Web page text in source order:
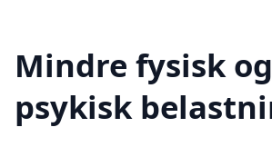
Mindre fysisk og
psykisk